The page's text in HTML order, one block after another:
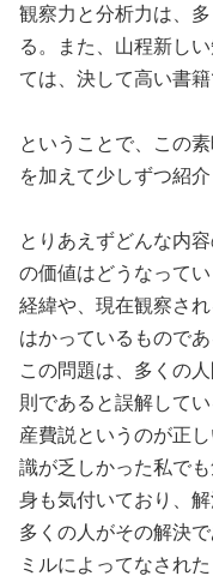
観察力と分析力は、
る。また、山程新し
ては、決して高い書籍
ということで、この
を加えて少しずつ紹
とりあえずどんな内
の価値はどうなって
経緯や、現在観察さ
はかっているものであ
この問題は、多くの
則であると誤解して
産費説というのが正
識が乏しかった私で
身も気付いており、
多くの人がその解決
ミルによってなされ